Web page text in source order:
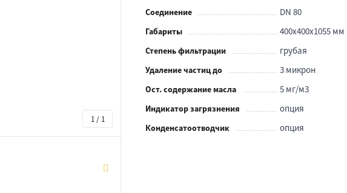
1 / 1
Соединение DN 80
Габариты 400х400х1055 мм
Степень фильтрации грубая
Удаление частиц до 3 микрон
Ост. содержание масла 5 мг/м3
Индикатор загрязнения опция
Конденсатоотводчик опция